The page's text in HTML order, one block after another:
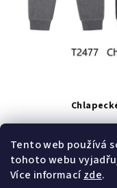
Tento web používá
tohoto webu
Více informacízde.